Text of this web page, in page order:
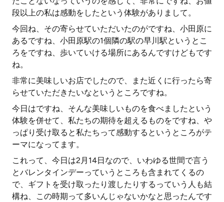
段以上の私は感動をしたという体験がありまして。
今回ね、その寄らせていただいたのがですね、小田原に
あるですね、小田原駅の1個隣の駅の早川駅というとこ
ろをですね、歩いていける場所にあるんですけどもです
ね。
非常に美味しいお店でしたので、また近くに行ったら寄
らせていただきたいなというところですね。
今日はですね、そんな美味しいものを食べましたという
体験を併せて、私たちの期待を超えるものをですね、や
っぱり受け取ると私たちって感動するというところがテ
ーマになってます。
これって、今日は2月14日なので、いわゆる世間で言う
とバレンタインデーっていうところも含まれてくるの
で、ギフトを受け取ったり渡したりするっていう人も結
構ね、この時期って多いんじゃないかなと思ったんです